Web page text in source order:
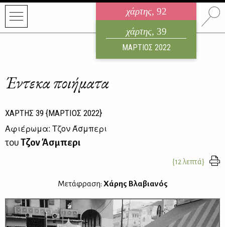
χάρτης, 92
ηλεκτρονικό περιοδικό
ΑΥΓΟΥΣΤΟΣ 2026
χάρτης, 39
ΜΑΡΤΙΟΣ 2022
Έντεκα ποιήματα
ΧΑΡΤΗΣ 39 {ΜΑΡΤΙΟΣ 2022}
Αφιέρωμα: Τζον Άσμπερι
τουΤζον Άσμπερι
{12 λεπτά}
Μετάφραση: Χάρης Βλαβιανός